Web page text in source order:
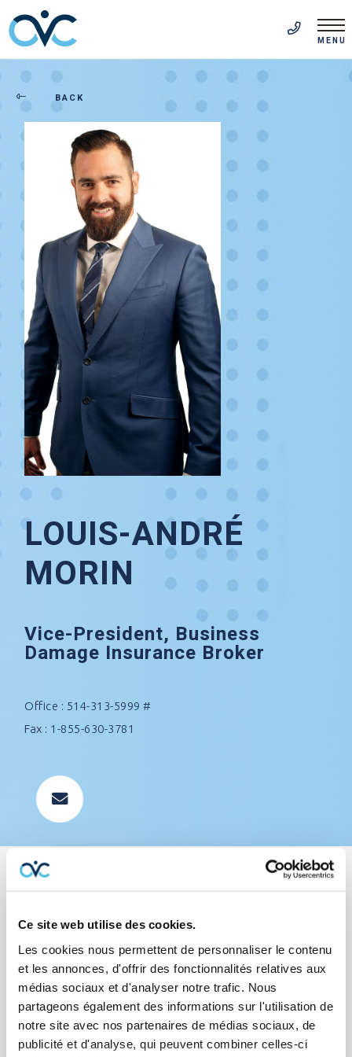
Ce site web utilise des cookies.
Les cookies nous permettent de personnaliser le contenu
et les annonces, d'offrir des fonctionnalités relatives aux
médias sociaux et d'analyser notre trafic. Nous
partageons également des informations sur l'utilisation de
notre site avec nos partenaires de médias sociaux, de
publicité et d'analyse, qui peuvent combiner celles-ci
MENU
BACK
LOUIS-ANDRÉ
MORIN
Vice-President, Business
Damage Insurance Broker
Office : 514-313-5999 #
Fax : 1-855-630-3781
Professionnal career
With experience in sales and customer service, he
has everything to advise you properly in order to find
you the best protection at the best price! His flexible
schedule and direct telephone contact are greatly